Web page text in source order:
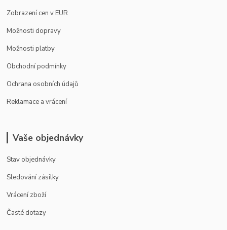
Zobrazení cen v EUR
Možnosti dopravy
Možnosti platby
Obchodní podmínky
Ochrana osobních údajů
Reklamace a vrácení
Vaše objednávky
Stav objednávky
Sledování zásilky
Vrácení zboží
Časté dotazy